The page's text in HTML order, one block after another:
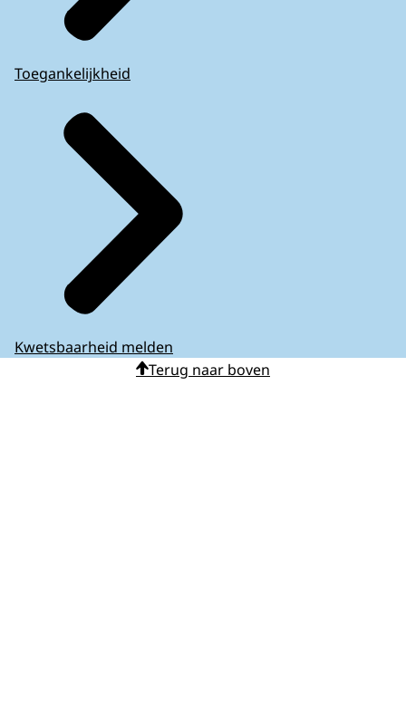
Toegankelijkheid
Kwetsbaarheid melden
Terug naar boven